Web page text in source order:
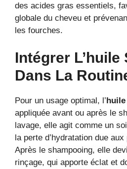
des acides gras essentiels,
globale du cheveu et
les fourches.
Intégrer L’huile
Dans La
Pour un usage optimal, l’
appliquée avant ou après le
lavage, elle agit comme un
la perte d’hydratation due
Après le shampooing, elle
rinçage, qui apporte éclat et